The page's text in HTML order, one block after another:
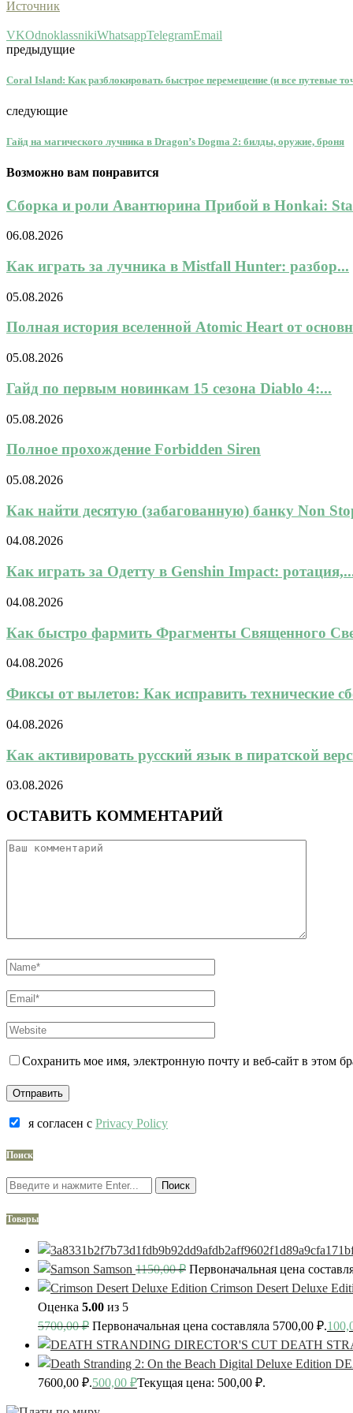
Источник
VKOdnoklassnikiWhatsappTelegramEmail
предыдущие
Coral Island: Как разблокировать быстрое перемещение (и все путевые
следующие
Гайд на магического лучника в Dragon’s Dogma 2: билды, оружие, броня
Возможно вам понравится
Сборка и роли Авантюрина Прибой в Honkai:
06.08.2026
Как играть за лучника в Mistfall Hunter: разбор...
05.08.2026
Полная история вселенной Atomic Heart от
05.08.2026
Гайд по первым новинкам 15 сезона Diablo 4:...
05.08.2026
Полное прохождение Forbidden Siren
05.08.2026
Как найти десятую (забагованную) банку Non
04.08.2026
Как играть за Одетту в Genshin Impact:
04.08.2026
Как быстро фармить Фрагменты Священного
04.08.2026
Фиксы от вылетов: Как исправить технические
04.08.2026
Как активировать русский язык в пиратской
03.08.2026
ОСТАВИТЬ КОММЕНТАРИЙ
Сохранить мое имя, электронную почту и веб-сайт в этом
я согласен c Privacy Policy
Поиск
Поиск
Товары
Samson 1150,00₽ Первоначальная цена
Crimson Desert Deluxe
Оценка 5.00 из 5
5700,00₽ Первоначальная цена составляла 5700,00 ₽.
DEATH
7600,00 ₽.500,00 ₽Текущая цена: 500,00 ₽.